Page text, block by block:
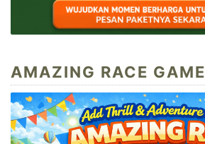
AMAZING RACE GAME